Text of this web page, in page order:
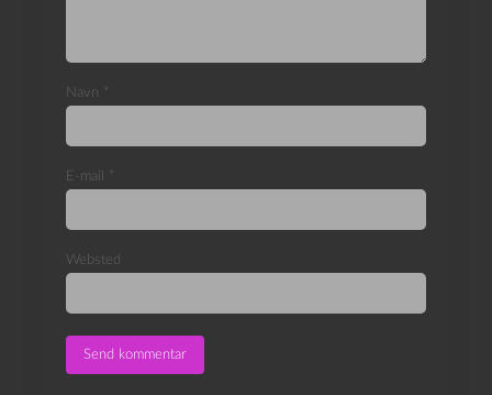
Navn *
E-mail *
Websted